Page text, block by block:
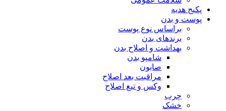
پکیج هدیه
پوست و بدن
براساس نوع پوست
برندهای بدن
بهداشت و اصلاح بدن
شامپو بدن
صابون
مراقبت بعد اصلاح
وکس و تیغ اصلاح
چرب
خشک